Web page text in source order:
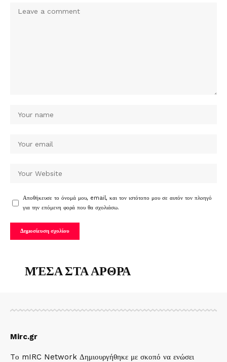
Αποθήκευσε το όνομά μου, email, και τον ιστότοπο μου σε αυτόν τον πλοηγό
για την επόμενη φορά που θα σχολιάσω.
ΜΈΣΑ ΣΤΑ ΑΡΘΡΑ
Mirc.gr
Tο mIRC Network Δημιουργήθηκε με σκοπό να ενώσει